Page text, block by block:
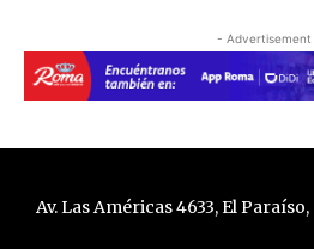
- Advertisement
Av. Las Américas 4633, El Paraíso,